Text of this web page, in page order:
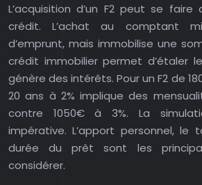
L’acquisition d’un F2 peut se
crédit. L’achat au comptant
d’emprunt, mais immobilise une
crédit immobilier permet d’étaler
génère des intérêts. Pour un F2 de
20 ans à 2% implique des
contre 1050€ à 3%. La
impérative. L’apport personnel, le
durée du prêt sont les
considérer.